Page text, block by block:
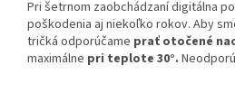
Pri šetrnom zaobchádzaní digitálna
poškodenia aj niekoľko rokov. Aby
tričká odporúčame prať otočené
maximálne pri teplote 30°.